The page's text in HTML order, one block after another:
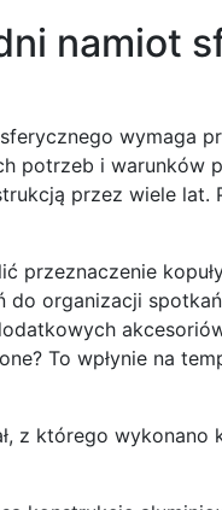
namiot
wymaga
potrzeb i warunków
przez wiele
przeznaczenie
do organizacji
To wpłynie na
z którego